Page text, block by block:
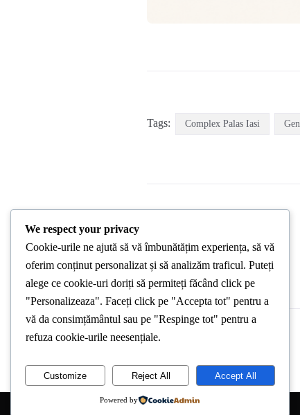
Tags: Complex Palas Iasi
PREVIOUS POST
We respect your privacy
Cookie-urile ne ajută să vă îmbunătățim experiența, să vă
oferim conținut personalizat și să analizăm traficul. Puteți
alege ce cookie-uri doriți să permiteți făcând click pe
"Personalizeaza". Faceți click pe "Accepta tot" pentru a
vă da consimțământul sau pe "Respinge tot" pentru a
refuza cookie-urile neesențiale.
Customize Reject All Accept All
Powered by